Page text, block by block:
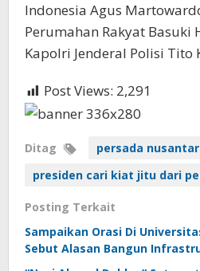
Indonesia Agus
Perumahan Rakyat
Kapolri Jenderal Polisi Tito
Post Views: 2,291
Ditag
persada
presiden cari kiat jitu dari
Posting Terkait
Sampaikan Orasi Di
Sebut Alasan Bangun